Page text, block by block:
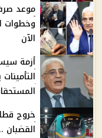
وخطوات
الآن
أزمة
خروج
القضبان